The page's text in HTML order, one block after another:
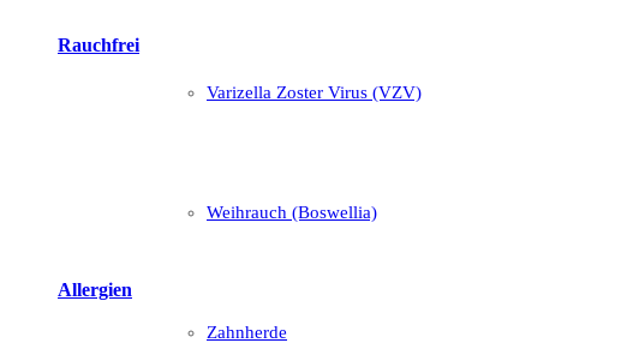
Varizella Zoster Virus (VZV)
Weihrauch (Boswellia)
Zahnherde
Rauchfrei
Allergien